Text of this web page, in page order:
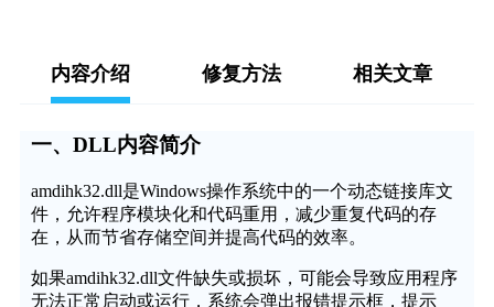
内容介绍 修复方法 相关文章
一、DLL内容简介
amdihk32.dll是Windows操作系统中的一个动态链接库文
件，允许程序模块化和代码重用，减少重复代码的存
在，从而节省存储空间并提高代码的效率。
如果amdihk32.dll文件缺失或损坏，可能会导致应用程序
无法正常启动或运行，系统会弹出报错提示框，提示